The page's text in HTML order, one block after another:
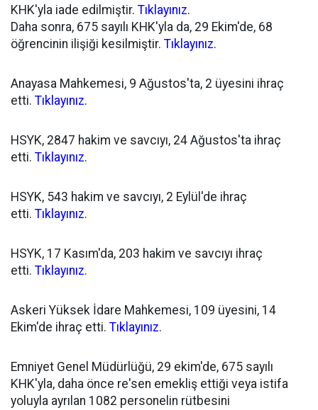
KHK'yla iade edilmiştir. Tıklayınız.
Daha sonra, 675 sayılı KHK'yla da, 29 Ekim'de, 68
öğrencinin ilişiği kesilmiştir. Tıklayınız.
Anayasa Mahkemesi, 9 Ağustos'ta, 2 üyesini ihraç
etti. Tıklayınız.
HSYK, 2847 hakim ve savcıyı, 24 Ağustos'ta ihraç
etti. Tıklayınız.
HSYK, 543 hakim ve savcıyı, 2 Eylül'de ihraç
etti. Tıklayınız.
HSYK, 17 Kasım'da, 203 hakim ve savcıyı ihraç
etti. Tıklayınız.
Askeri Yüksek İdare Mahkemesi, 109 üyesini, 14
Ekim'de ihraç etti. Tıklayınız.
Emniyet Genel Müdürlüğü, 29 ekim'de, 675 sayılı
KHK'yla, daha önce re'sen emekliş ettiği veya istifa
yoluyla ayrılan 1082 personelin rütbesini